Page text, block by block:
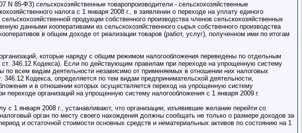
85-ФЗ) сельскохозяйственные товаропроизводители - сельскохозяйственные
налога с 1 января 2008 г., в заявлении о переходе на уплату единого
продукции собственного производства членов сельскохозяйственных
данными кооперативами из сельскохозяйственного сырья собственного производства
в общем доходе от реализации товаров (работ, услуг), полученном ими по итогам
которые наряду с общим режимом налогообложения переведены по отдельным
346.12 Кодекса). Если по действующим правилам при переходе на упрощенную систему
по всем видам деятельности независимо от применяемых в отношении них налоговых
Кодекса, определяется по тем видам предпринимательской деятельности,
и в отношении которых осуществляется переход на упрощенную систему
организаций на упрощенную систему налогообложения с 1 января 2009 г.
1 января 2008 г., устанавливают, что организации, изъявившие желание перейти со
орган по месту своего нахождения должны сообщать не только о размере доходов за
и остаточной стоимости основных средств и нематериальных активов по состоянию на 1